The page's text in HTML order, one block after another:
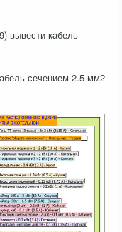
вывести кабель
сечением 2.5 мм2